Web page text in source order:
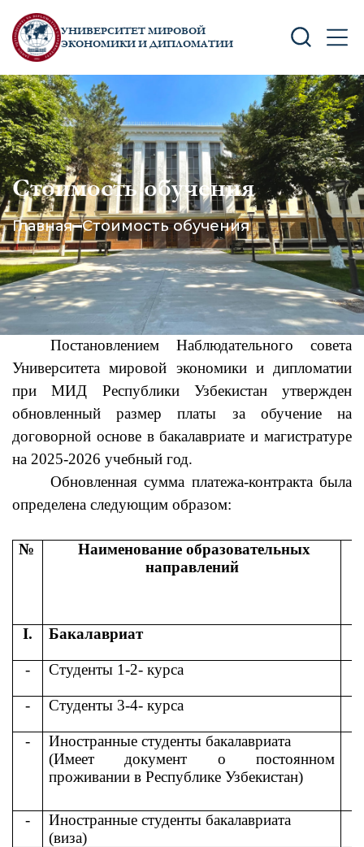
УНИВЕРСИТЕТ МИРОВОЙ
ЭКОНОМИКИ И ДИПЛОМАТИИ
SEARCH
Стоимость обучения
Главная Стоимость обучения
Постановлением Наблюдательного
совета
Университета мировой экономики и дипломатии
при МИД Республики Узбекистан утвержден
обновленный
размер платы за обучениена
договорной основевбакалавриате и магистратуре
на 2025-2026 учебный год.
Обновленная сумма платежа-контракта была
определена следующим образом:
№ Наименование образовательных
направлений
I. Бакалавриат
- Студенты 1-2- курса
- Студенты 3-4- курса
-
Иностранные студенты бакалавриата
(Имеет документ о постоянном
проживании в Республике Узбекистан)
-
Иностранные студенты бакалавриата
(виза)